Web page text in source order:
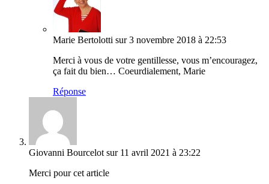
Marie Bertolotti sur 3 novembre 2018 à 22:53
Merci à vous de votre gentillesse, vous m’encouragez,
ça fait du bien… Coeurdialement, Marie
Réponse
Giovanni Bourcelot sur 11 avril 2021 à 23:22
Merci pour cet article